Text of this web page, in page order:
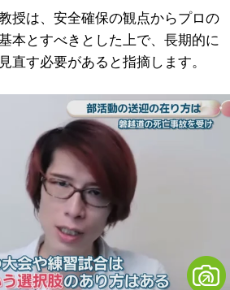
授は、安全確保の観点からプロの
本とすべきとした上で、長期的に
直す必要があると指摘します。